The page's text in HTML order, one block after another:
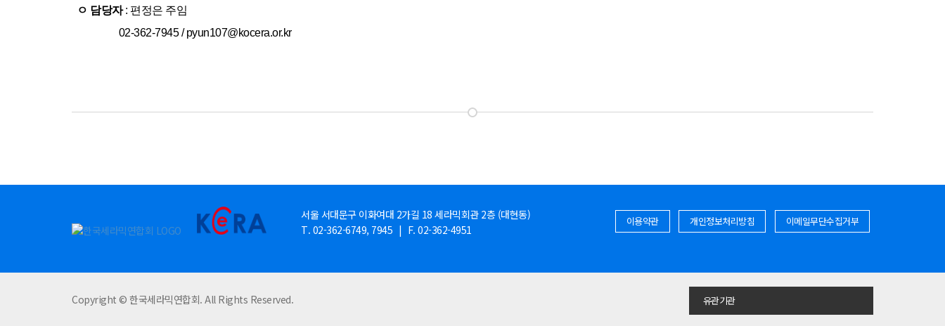
ㅇ 담당자: 편정은 주임
02-362-7945 / pyun107@kocera.or.kr
서울 서대문구 이화여대 2가길 18 세라믹회관 2층 (대현동)
T. 02-362-6749, 7945 | F. 02-362-4951
이용약관 개인정보처리방침 이메일무단수집거부
Copyright © 한국세라믹연합회. All Rights Reserved. 유관기관